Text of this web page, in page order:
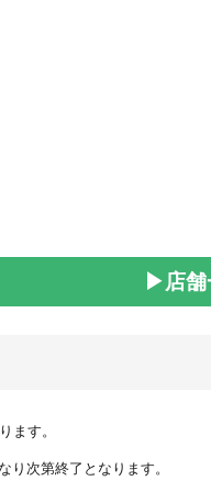
▶店舗
ます。
次第終了となります。